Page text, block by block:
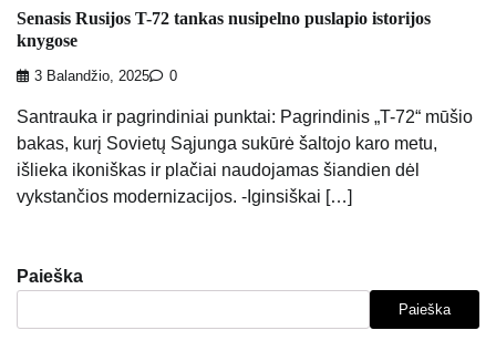
Senasis Rusijos T-72 tankas nusipelno puslapio istorijos
knygose
3 Balandžio, 2025 0
Santrauka ir pagrindiniai punktai: Pagrindinis „T-72“ mūšio
bakas, kurį Sovietų Sąjunga sukūrė šaltojo karo metu,
išlieka ikoniškas ir plačiai naudojamas šiandien dėl
vykstančios modernizacijos. -Iginsiškai […]
Paieška
Paieška